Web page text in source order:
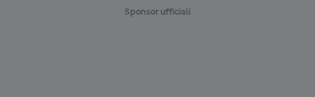
Sponsor ufficiali